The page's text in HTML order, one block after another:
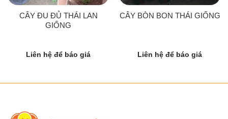
CÂY ĐU ĐỦ THÁI LAN
GIỐNG
Liên hệ để báo giá
CÂY BÒN BON THÁI GIỐNG
Liên hệ để báo giá